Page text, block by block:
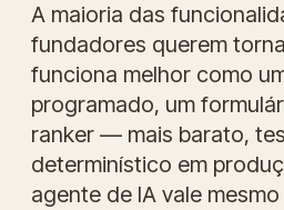
A maioria das
fundadores querem
funciona melhor como
programado, um
ranker — mais barato,
determinístico em
agente de IA vale